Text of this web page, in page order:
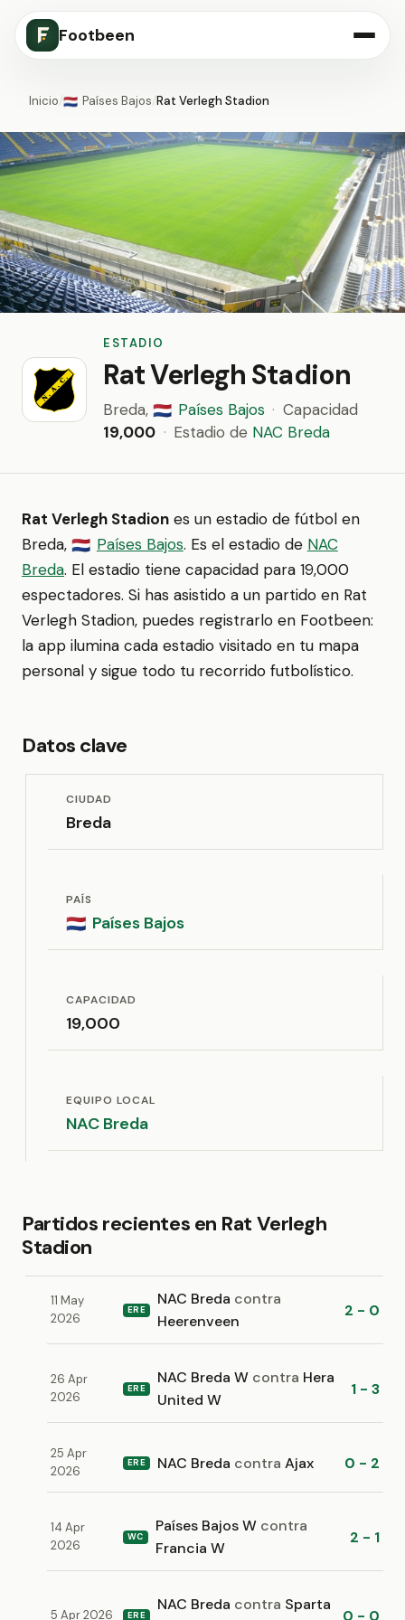
Footbeen
Inicio/🇳🇱 Países Bajos/Rat Verlegh Stadion
ESTADIO
Rat Verlegh Stadion
Breda, 🇳🇱 Países Bajos · Capacidad
19,000 · Estadio de NAC Breda
Rat Verlegh Stadion es un estadio de fútbol en
Breda, 🇳🇱 Países Bajos. Es el estadio de NAC
Breda. El estadio tiene capacidad para 19,000
espectadores. Si has asistido a un partido en Rat
Verlegh Stadion, puedes registrarlo en Footbeen:
la app ilumina cada estadio visitado en tu mapa
personal y sigue todo tu recorrido futbolístico.
Datos clave
CIUDAD
Breda
PAÍS
🇳🇱 Países Bajos
CAPACIDAD
19,000
EQUIPO LOCAL
NAC Breda
Partidos recientes en Rat Verlegh
Stadion
11 May
2026
ERE
NAC Breda contra
Heerenveen
2 - 0
26 Apr
2026
ERE
NAC Breda W contra Hera
United W
1 - 3
25 Apr
2026
ERE NAC Breda contra Ajax 0 - 2
14 Apr
2026
WC
Países Bajos W contra
Francia W
2 - 1
5 Apr 2026 ERE
NAC Breda contra Sparta
0 - 0